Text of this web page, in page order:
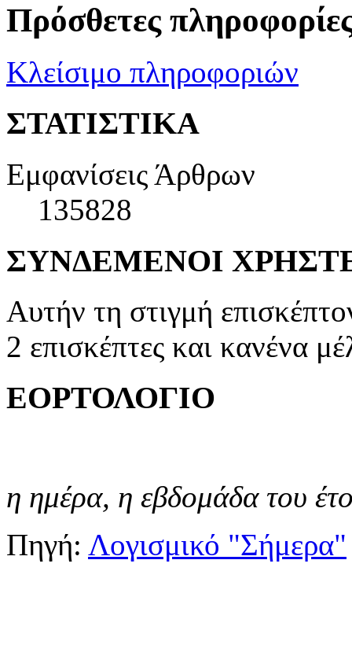
Πρόσθετες
Κλείσιμο πληροφοριών
ΣΤΑΤΙΣΤΙΚΑ
Εμφανίσεις Άρθρων
135828
ΣΥΝΔΕΜΕΝΟΙ
Αυτήν τη στιγμή
2 επισκέπτες και κανένα
ΕΟΡΤΟΛΟΓΙΟ
η ημέρα, η εβδομάδα του
Πηγή: Λογισμικό "Σήμερα"